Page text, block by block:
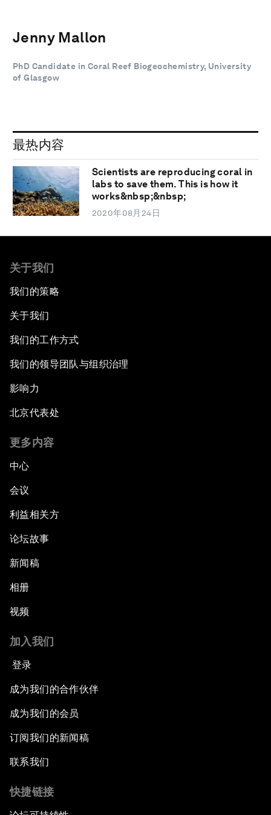
Jenny Mallon
PhD Candidate in Coral Reef Biogeochemistry, University
of Glasgow
最热内容
Scientists are reproducing coral in
labs to save them. This is how it
works&nbsp;&nbsp;
2020年08月24日
关于我们
我们的策略
关于我们
我们的工作方式
我们的领导团队与组织治理
影响力
北京代表处
更多内容
中心
会议
利益相关方
论坛故事
新闻稿
相册
视频
加入我们
登录
成为我们的合作伙伴
成为我们的会员
订阅我们的新闻稿
联系我们
快捷链接